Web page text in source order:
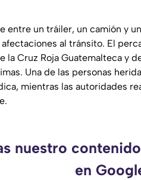
entre un tráiler, un camión y
al tránsito. El
la Cruz Roja Guatemalteca y
Una de las personas
mientras las autoridades
nuestro
en